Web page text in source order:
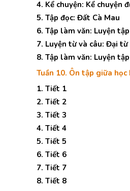
4. Kể chuyện: Kể chuyện
5. Tập đọc: Đất Cà Mau
6. Tập làm văn: Luyện
7. Luyện từ và câu: Đại từ
8. Tập làm văn: Luyện
Tuần 10. Ôn tập giữa học
1. Tiết 1
2. Tiết 2
3. Tiết 3
4. Tiết 4
5. Tiết 5
6. Tiết 6
7. Tiết 7
8. Tiết 8